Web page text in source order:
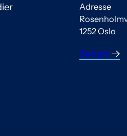
Adresse
1252 Oslo
Se kart